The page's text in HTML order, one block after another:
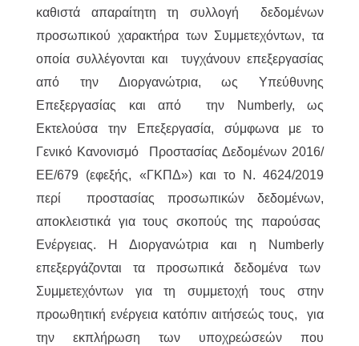
καθιστά απαραίτητη τη συλλογή δεδομένων
προσωπικού χαρακτήρα των Συμμετεχόντων, τα
οποία συλλέγονται και τυγχάνουν επεξεργασίας
από την Διοργανώτρια, ως Υπεύθυνης
Επεξεργασίας και από την Numberly, ως
Εκτελούσα την Επεξεργασία, σύμφωνα με το
Γενικό Κανονισμό Προστασίας Δεδομένων 2016/
ΕΕ/679 (εφεξής, «ΓΚΠΔ») και το Ν. 4624/2019
περί προστασίας προσωπικών δεδομένων,
αποκλειστικά για τους σκοπούς της παρούσας
Ενέργειας. Η Διοργανώτρια και η Numberly
επεξεργάζονται τα προσωπικά δεδομένα των
Συμμετεχόντων για τη συμμετοχή τους στην
προωθητική ενέργεια κατόπιν αιτήσεώς τους, για
την εκπλήρωση των υποχρεώσεών που